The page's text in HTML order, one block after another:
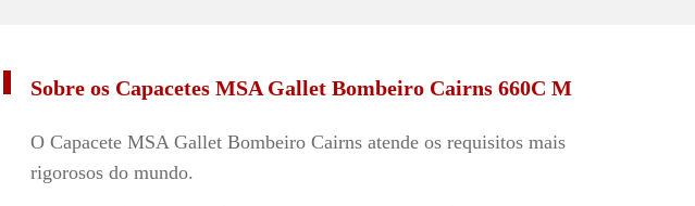
Sobre os Capacetes MSA Gallet Bombeiro Cairns 660C M
O Capacete MSA Gallet Bombeiro Cairns atende os requisitos mais
rigorosos do mundo.